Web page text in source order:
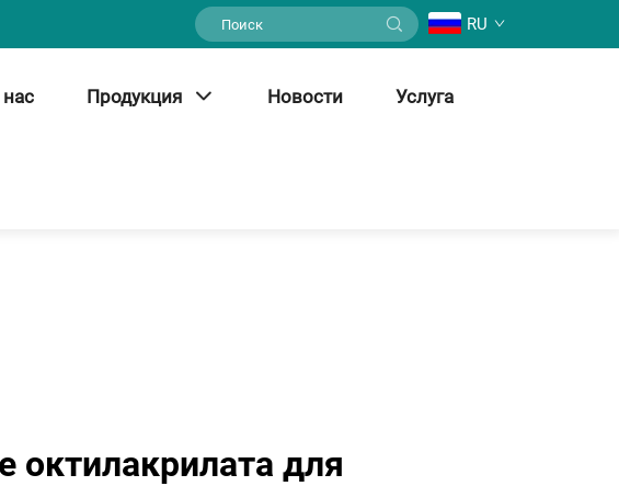
RU
Продукция Новости
Услуга
октилакрилата для